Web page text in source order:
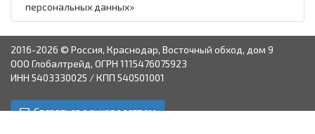
персональных данных»
2016-2026 © Россия, Краснодар, Восточный обход, дом 9
ООО Глобалтрейд, ОГРН 1115476075923
ИНН 5403330025 / КПП 540501001
Связаться с руководством